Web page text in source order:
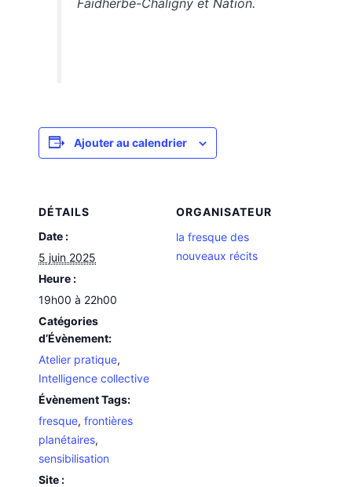
Ajouter au calendrier
DÉTAILS
Date :
5 juin 2025
Heure :
19h00 à 22h00
Catégories
d’Évènement:
Atelier pratique,
Intelligence collective
Évènement Tags:
fresque,frontières
planétaires,
sensibilisation
Site :
ORGANISATEUR
la fresque des
nouveaux récits